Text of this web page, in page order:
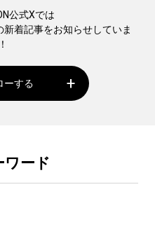
公式Xでは
新着記事をお知らせしていま
ーする
ワード